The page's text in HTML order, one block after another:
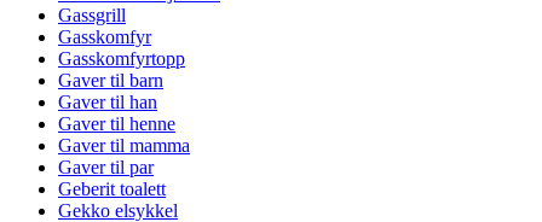
Gassgrill
Gasskomfyr
Gasskomfyrtopp
Gaver til barn
Gaver til han
Gaver til henne
Gaver til mamma
Gaver til par
Geberit toalett
Gekko elsykkel